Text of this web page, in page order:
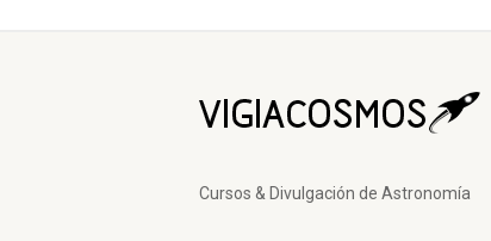
Cursos & Divulgación de Astronomía